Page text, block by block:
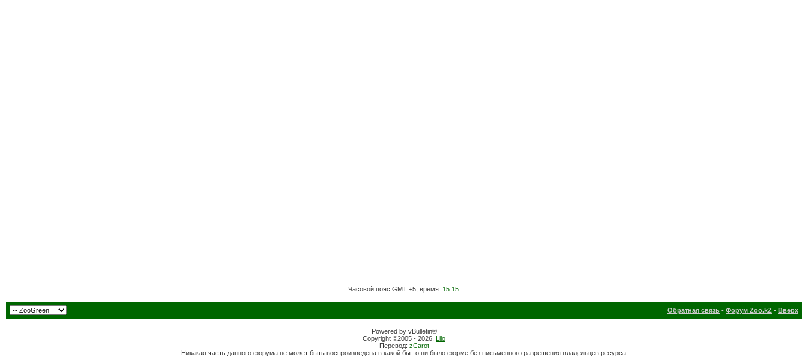
Часовой пояс GMT +5, время: 15:15.
Обратная связь - Форум Zoo.kZ - Вверх
Powered by vBulletin®
Copyright ©2005 - 2026, Lilo
Перевод: zCarot
Никакая часть данного форума не может быть воспроизведена в какой бы то ни было форме без письменного разрешения владельцев ресурса.